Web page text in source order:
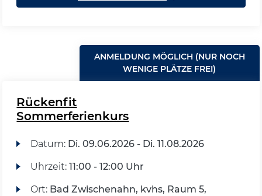
ANMELDUNG MÖGLICH (NUR NOCH
WENIGE PLÄTZE FREI)
Rückenfit
Sommerferienkurs
Datum: Di. 09.06.2026 - Di. 11.08.2026
Uhrzeit: 11:00 - 12:00 Uhr
Ort: Bad Zwischenahn, kvhs, Raum 5,